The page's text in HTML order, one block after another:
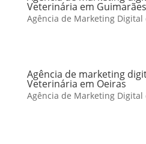
Veterinária em Guimarães
Agência de Marketing Digital
Agência de marketing
Veterinária em Oeiras
Agência de Marketing Digital